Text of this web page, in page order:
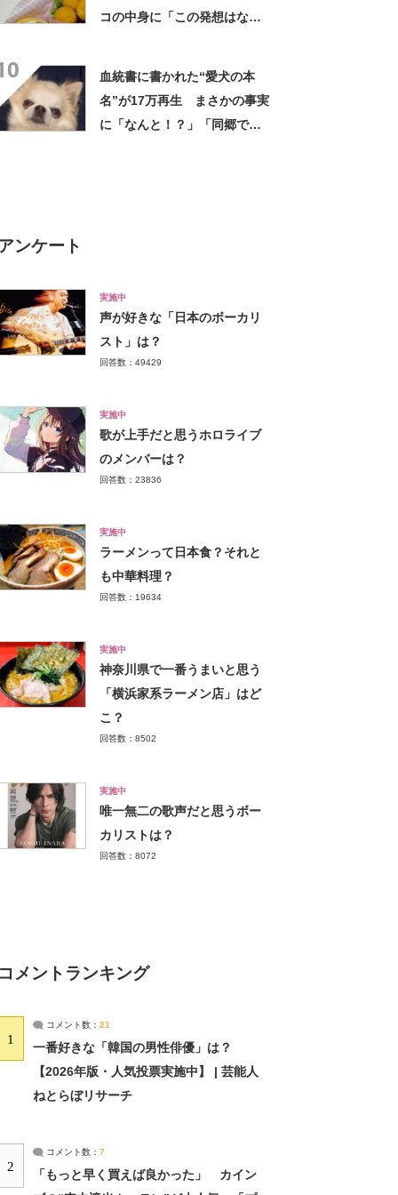
コの中身に「この発想はなか
血統書に書かれた“愛犬の本
名”が17万再生 まさかの事実
に「なんと！？」「同郷で
ンケート
実施中
声が好きな「日本のボーカリ
スト」は？
回答数：49429
実施中
歌が上手だと思うホロライブ
のメンバーは？
回答数：23836
実施中
ラーメンって日本食？それと
も中華料理？
回答数：19634
実施中
神奈川県で一番うまいと思う
「横浜家系ラーメン店」はど
こ？
回答数：8502
実施中
唯一無二の歌声だと思うボー
カリストは？
回答数：8072
メントランキング
1
コメント数： 21
一番好きな「韓国の男性俳優」は？
【2026年版・人気投票実施中】 | 芸能人
ねとらぼリサーチ
2
コメント数： 7
「もっと早く買えば良かった」 カイン